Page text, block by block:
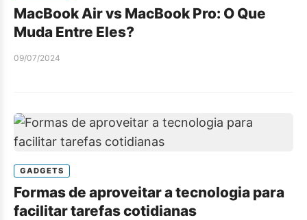
MacBook Air vs MacBook Pro: O Que
Muda Entre Eles?
09/07/2024
GADGETS
Formas de aproveitar a tecnologia para
facilitar tarefas cotidianas